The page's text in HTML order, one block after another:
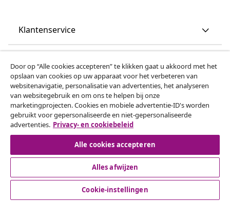
Klantenservice
vidaXL
Ontdek meer
© 2008-2026 vidaxl.be is een website van vidaXL Marketplace
Door op “Alle cookies accepteren” te klikken gaat u akkoord met het
opslaan van cookies op uw apparaat voor het verbeteren van
websitenavigatie, personalisatie van advertenties, het analyseren
van websitegebruik en om ons te helpen bij onze
marketingprojecten. Cookies en mobiele advertentie-ID's worden
gebruikt voor gepersonaliseerde en niet-gepersonaliseerde
advertenties. Privacy- en cookiebeleid
Alle cookies accepteren
Alles afwijzen
Cookie-instellingen